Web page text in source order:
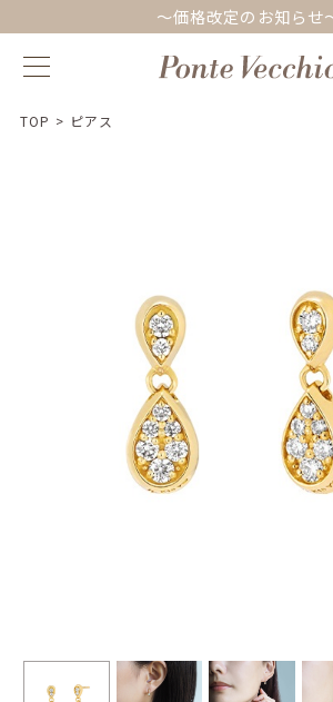
～価格改定のお知らせ
TOP > ピアス